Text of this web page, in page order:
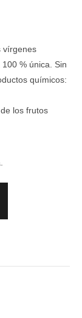
vírgenes
% única. Sin
químicos:
los frutos